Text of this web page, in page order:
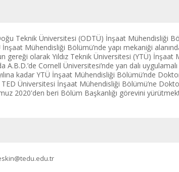
Teknik Üniversitesi (ODTÜ) İnşaat Mühendisliği
Mühendisliği Bölümü’nde yapı mekaniği
gereği olarak Yıldız Teknik Üniversitesi (YTÜ)
A.B.D.’de Cornell Üniversitesi’nde yan dalı
kadar YTÜ İnşaat Mühendisliği Bölümü’nde
Üniversitesi İnşaat Mühendisliği Bölümü’ne
2020'den beri Bölüm Başkanlığı görevini